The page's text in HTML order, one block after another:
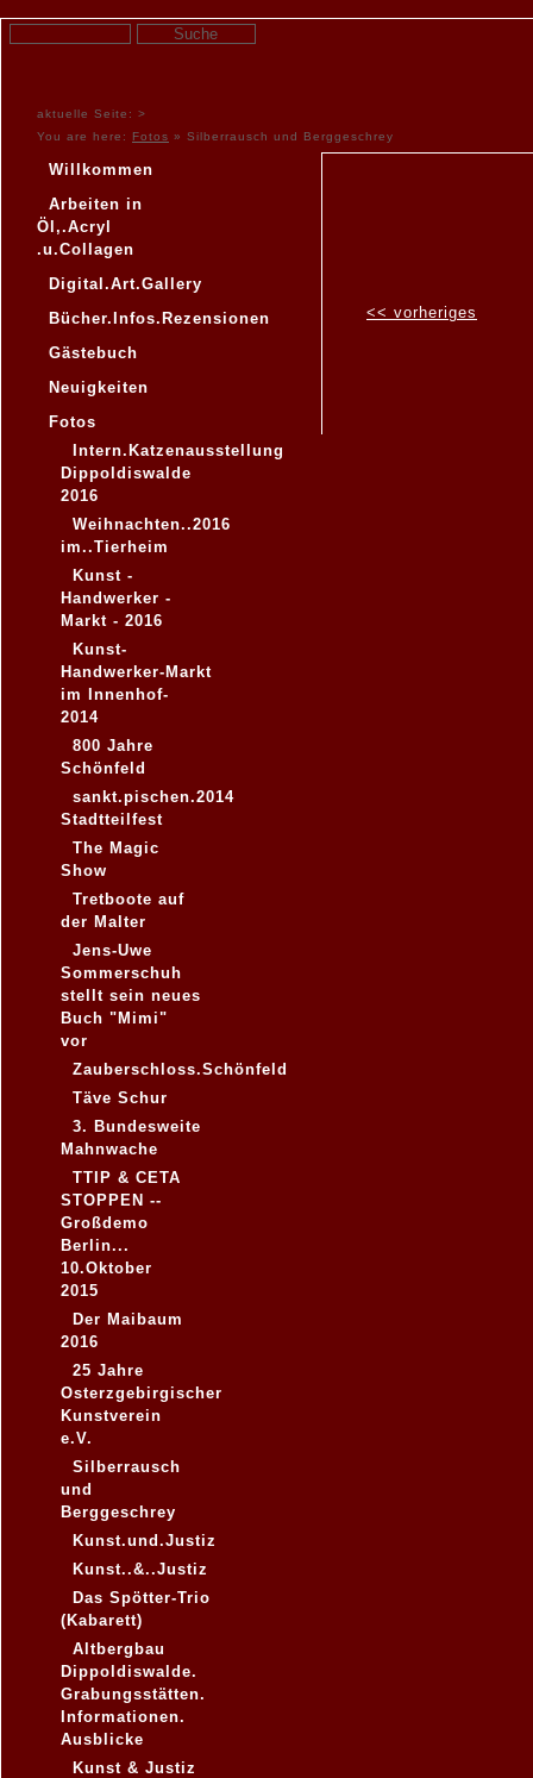
aktuelle Seite: >
You are here: Fotos » Silberrausch und Berggeschrey
Willkommen
Arbeiten in
Öl,.Acryl
.u.Collagen
Digital.Art.Gallery
Bücher.Infos.Rezensionen
Gästebuch
Neuigkeiten
Fotos
Intern.Katzenausstellung
Dippoldiswalde
2016
Weihnachten..2016
im..Tierheim
Kunst -
Handwerker -
Markt - 2016
Kunst-
Handwerker-Markt
im Innenhof-
2014
800 Jahre
Schönfeld
sankt.pischen.2014
Stadtteilfest
The Magic
Show
Tretboote auf
der Malter
Jens-Uwe
Sommerschuh
stellt sein neues
Buch "Mimi"
vor
Zauberschloss.Schönfeld
Täve Schur
3. Bundesweite
Mahnwache
TTIP & CETA
STOPPEN --
Großdemo
Berlin...
10.Oktober
2015
Der Maibaum
2016
25 Jahre
Osterzgebirgischer
Kunstverein
e.V.
Silberrausch
und
Berggeschrey
Kunst.und.Justiz
Kunst..&..Justiz
Das Spötter-Trio
(Kabarett)
Altbergbau
Dippoldiswalde.
Grabungsstätten.
Informationen.
Ausblicke
Kunst & Justiz
<< vorheriges